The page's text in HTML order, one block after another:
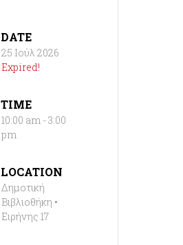
DATE
25 Ιούλ 2026
Expired!
TIME
10:00 am - 3:00
pm
LOCATION
Δημοτική
Βιβλιοθήκη •
Ειρήνης 17